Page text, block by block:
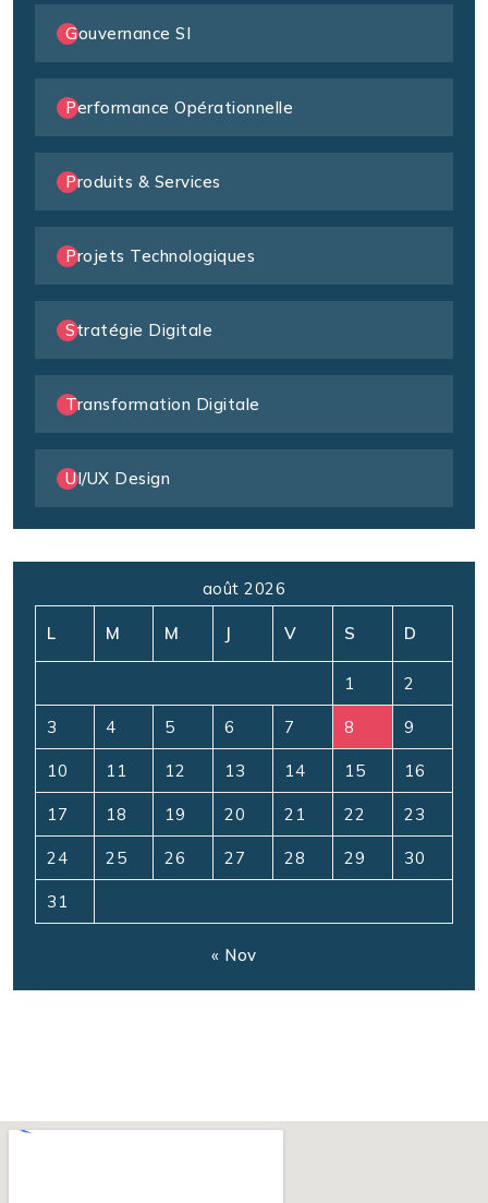
Gouvernance SI
Performance Opérationnelle
Produits & Services
Projets Technologiques
Stratégie Digitale
Transformation Digitale
UI/UX Design
août 2026
L M M J V S D
1 2
3 4 5 6 7 8 9
10 11 12 13 14 15 16
17 18 19 20 21 22 23
24 25 26 27 28 29 30
31
« Nov